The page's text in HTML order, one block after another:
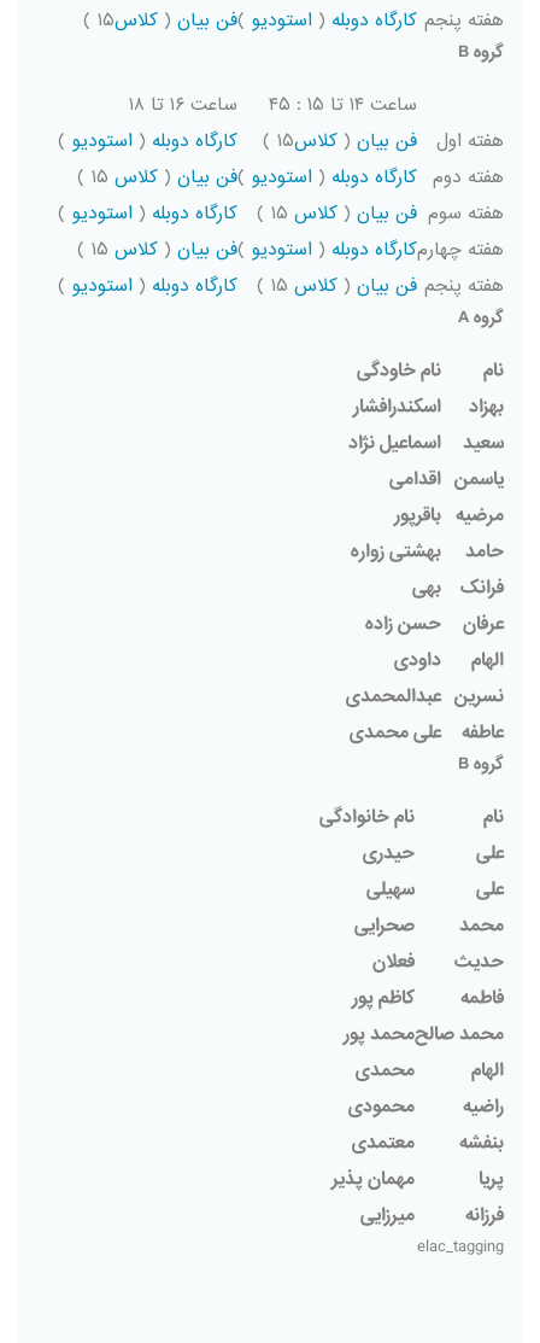
هفته پنجم کارگاه دوبله ( استودیو )فن بیان ( کلاس۱۵ )
گروهB
ساعت ۱۴ تا ۱۵ : ۴۵
ساعت ۱۶ تا ۱۸
هفته اول
فن بیان ( کلاس۱۵ ) کارگاه دوبله ( استودیو )
هفته دوم کارگاه دوبله ( استودیو )فن بیان ( کلاس
هفته سوم فن بیان ( کلاس کارگاه دوبله ( استودیو )
هفته چهارمکارگاه دوبله ( استودیو )فن بیان ( کلاس
هفته پنجم فن بیان ( کلاس کارگاه دوبله ( استودیو )
گروه A
نام
نام خاودگی
بهزاد
اسکندرافشار
سعید
اسماعیل نژاد
یاسمن اقدامی
مرضیه باقرپور
حامد
بهشتی زواره
فرانک
بهی
عرفان
حسن زاده
الهام
داودی
نسرین عبدالمحمدی
عاطفه
علی محمدی
گروه B
نام
نام خانوادگی
علی
حیدری
علی
سهیلی
محمد
صحرایی
حدیث
فعلان
فاطمه
کاظم پور
محمد صالحمحمد پور
الهام
محمدی
راضیه
محمودی
بنفشه
معتمدی
پریا
مهمان پذیر
فرزانه
میرزایی
elac_tagging